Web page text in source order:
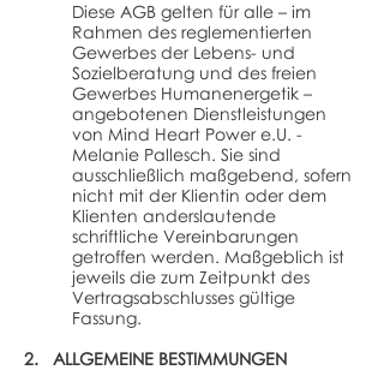
Diese AGB gelten für alle – im
Rahmen des reglementierten
Gewerbes der Lebens- und
Sozielberatung und des freien
Gewerbes Humanenergetik –
angebotenen Dienstleistungen
von Mind Heart Power e.U. -
Melanie Pallesch. Sie sind
ausschließlich maßgebend, sofern
nicht mit der Klientin oder dem
Klienten anderslautende
schriftliche Vereinbarungen
getroffen werden. Maßgeblich ist
jeweils die zum Zeitpunkt des
Vertragsabschlusses gültige
Fassung.
2. ALLGEMEINE BESTIMMUNGEN